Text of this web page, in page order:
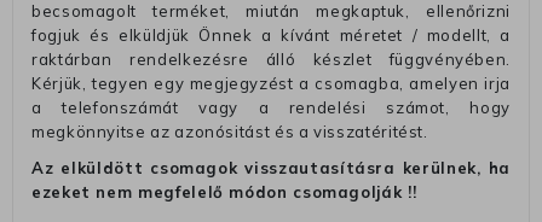
becsomagolt terméket, miután megkaptuk, ellenőrizni
fogjuk és elküldjük Önnek a kívánt méretet / modellt, a
raktárban rendelkezésre álló készlet függvényében.
Kérjük, tegyen egy megjegyzést a csomagba, amelyen irja
a telefonszámát vagy a rendelési számot, hogy
megkönnyitse az azonósitást és a visszatéritést.
Az elküldött csomagok visszautasításra kerülnek, ha
ezeket nem megfelelő módon csomagolják !!